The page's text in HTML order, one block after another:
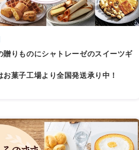
贈りものにシャトレーゼのスイーツギ
お菓子工場より全国発送承り中！